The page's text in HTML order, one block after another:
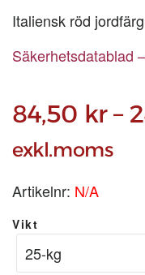
Italiensk röd jordfärg
Säkerhetsdatablad
84,50 kr –
exkl.moms
Artikelnr: N/A
Vikt